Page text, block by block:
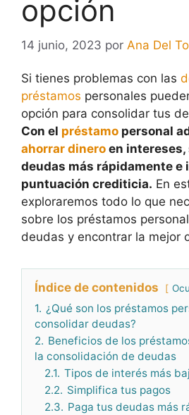
opción
14 junio, 2023 por Ana Del
Si tienes problemas con las
préstamos personales
opción para consolidar tus
Con el préstamo personal
ahorrar dinero en
deudas más rápidamente e
puntuación crediticia. En
exploraremos todo lo que
sobre los préstamos
deudas y encontrar la mejor
Índice de contenidos
1. ¿Qué son los préstamos
consolidar deudas?
2. Beneficios de los
la consolidación de deudas
2.1. Tipos de interés más
2.2. Simplifica tus pagos
2.3. Paga tus deudas más